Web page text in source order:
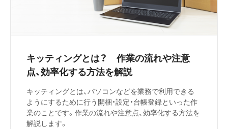
キッティングとは？ 作業の流れや注意
点、効率化する方法を解説
キッティングとは、パソコンなどを業務で利用できる
ようにするために行う開梱・設定・台帳登録といった作
業のことです。作業の流れや注意点、効率化する方法を
解説します。